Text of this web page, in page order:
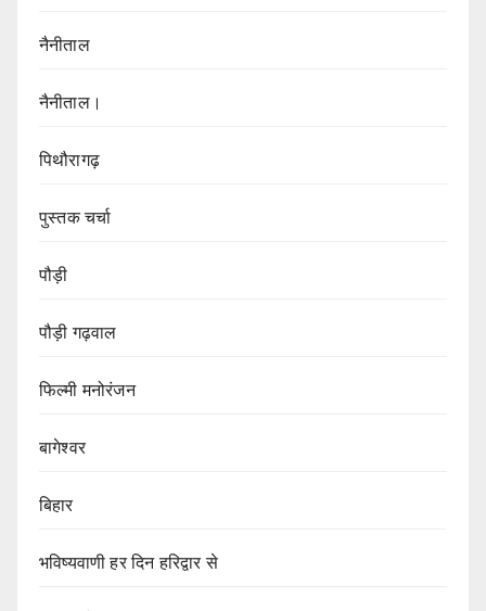
नैनीताल
नैनीताल।
पिथौरागढ़
पुस्तक चर्चा
पौड़ी
पौड़ी गढ़वाल
फिल्मी मनोरंजन
बागेश्वर
बिहार
भविष्यवाणी हर दिन हरिद्वार से